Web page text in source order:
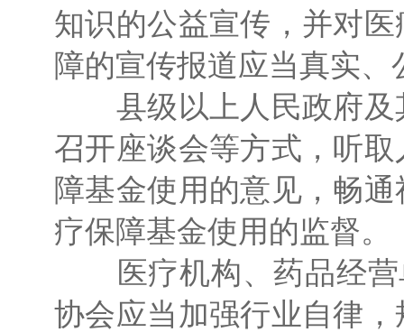
知识的公益宣传，并对
障的宣传报道应当真实、
县级以上人民政府及
召开座谈会等方式，听
障基金使用的意见，畅
疗保障基金使用的监督。
医疗机构、药品经营
协会应当加强行业自律